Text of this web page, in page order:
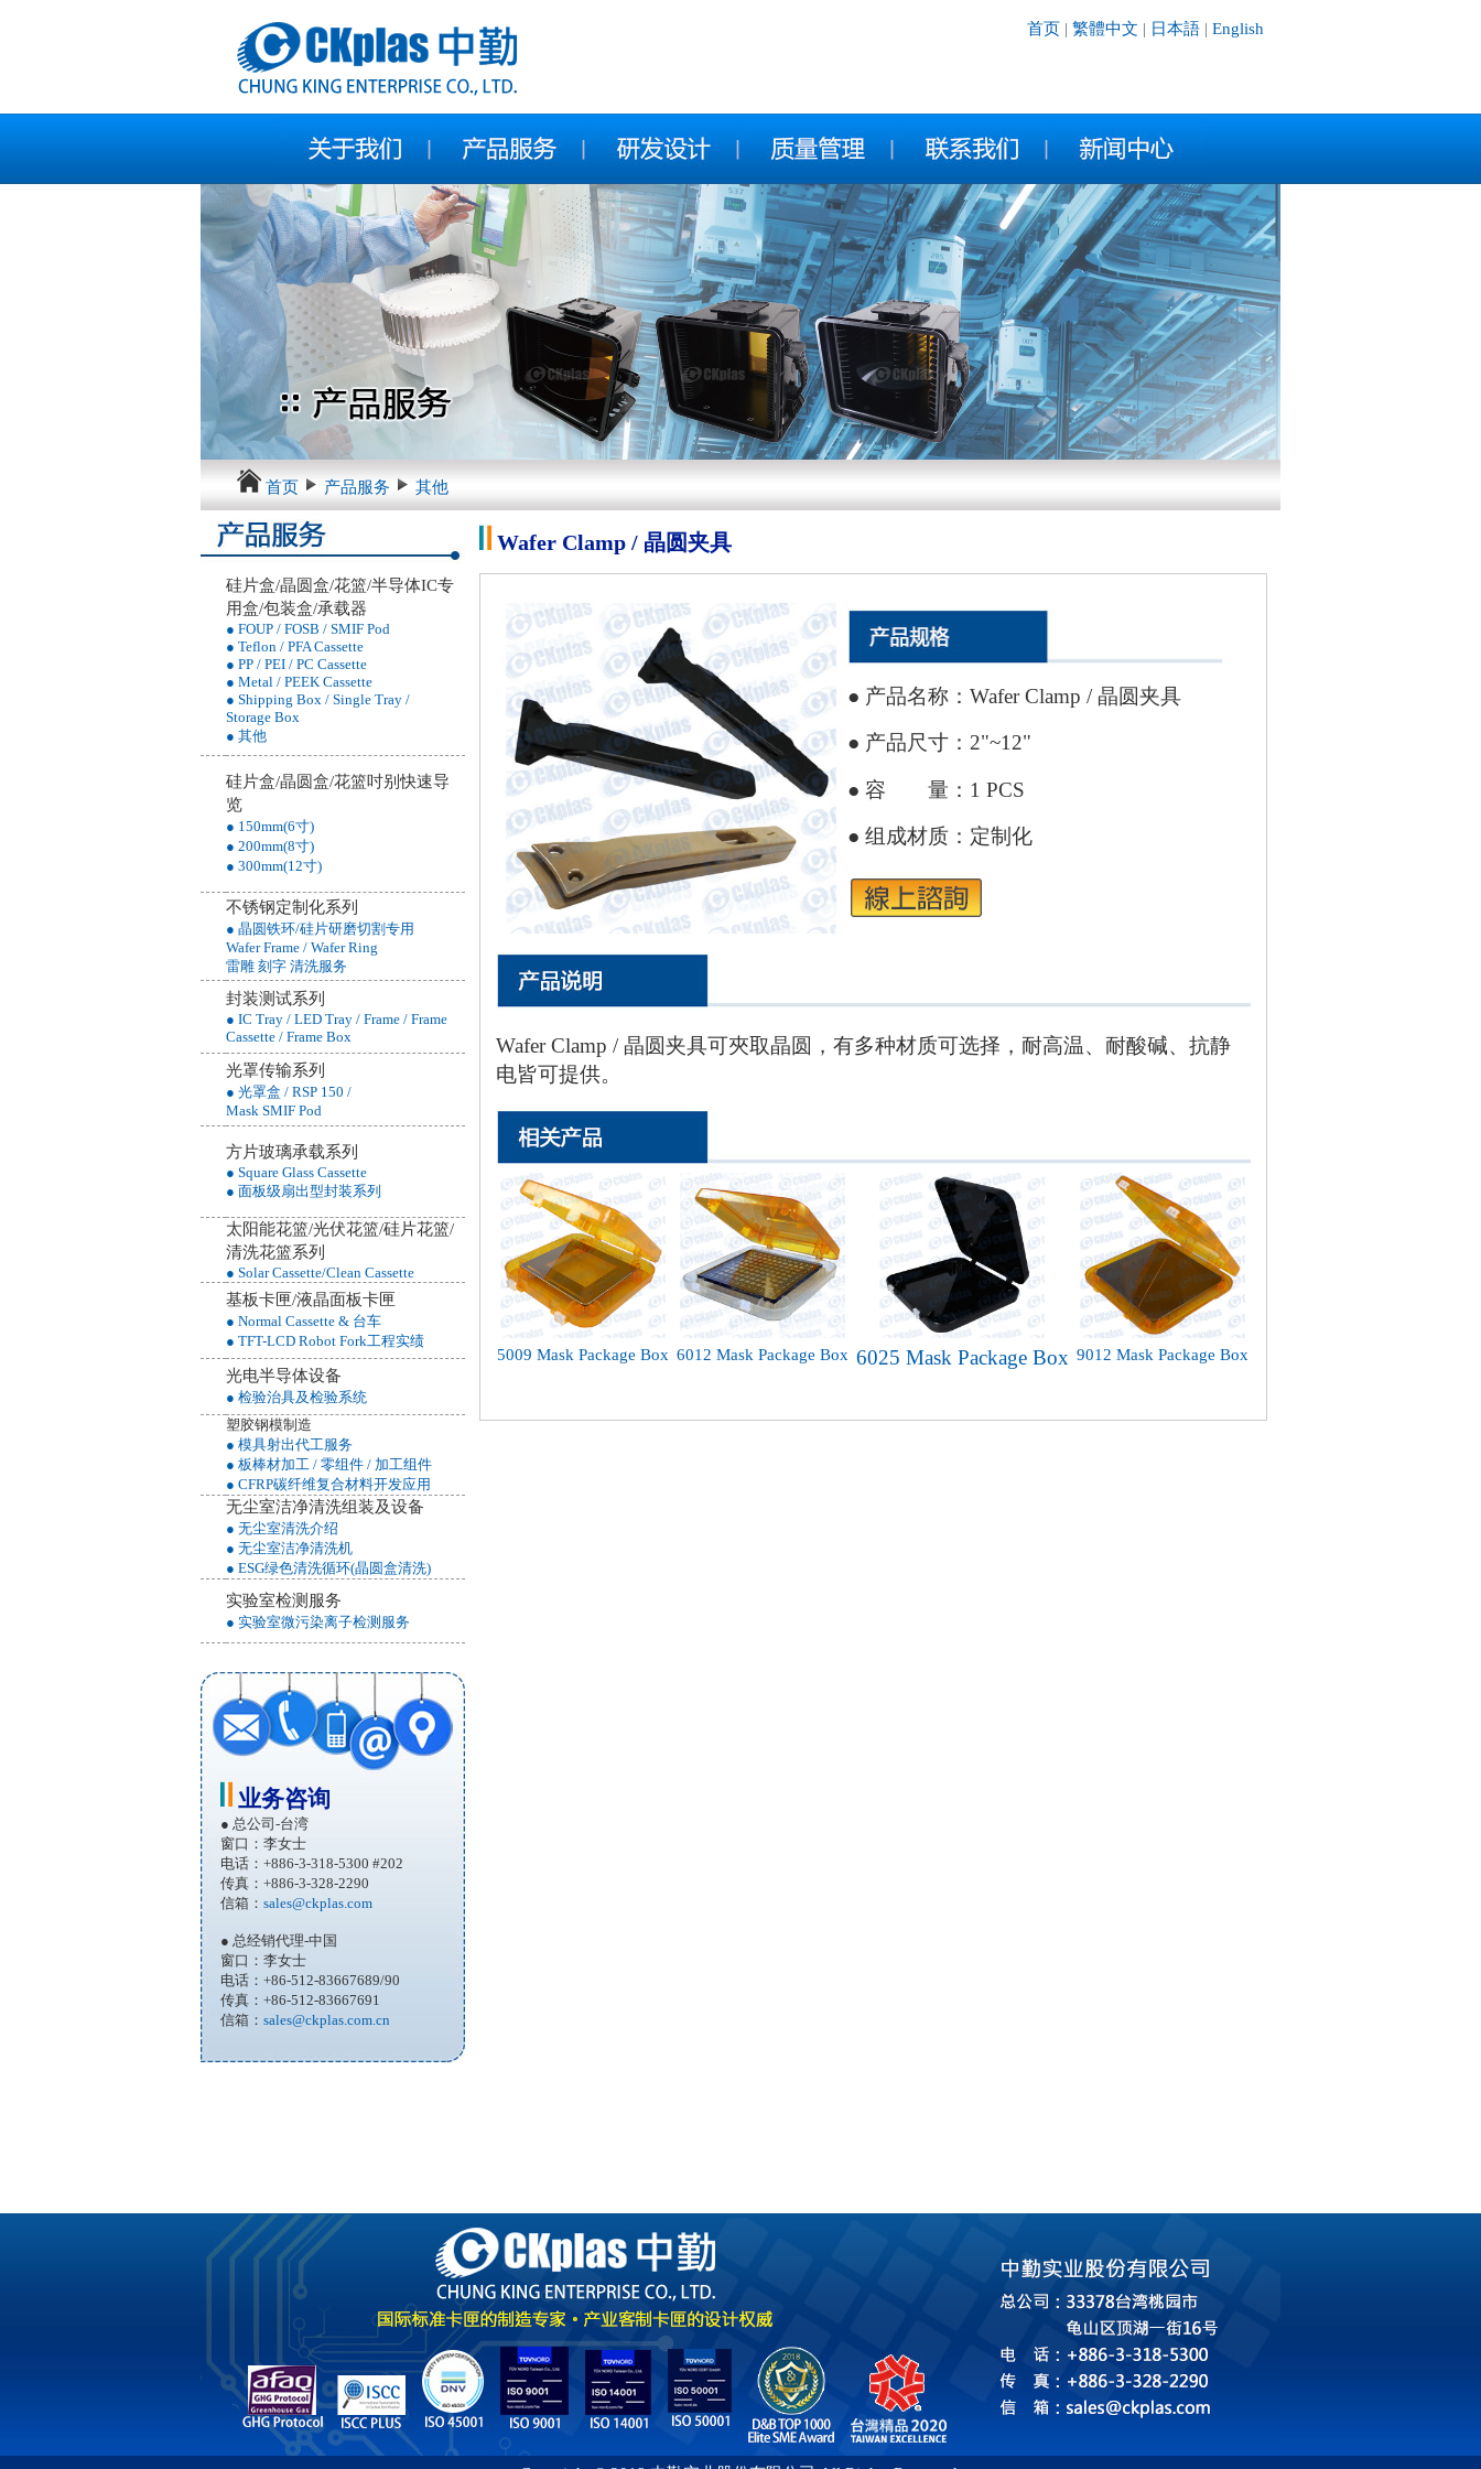
首页 | 繁體中文 | 日本語 | English
首页 产品服务 其他
硅片盒/晶圆盒/花篮/半导体IC专
用盒/包装盒/承载器
● FOUP / FOSB / SMIF Pod
● Teflon / PFA Cassette
● PP / PEI / PC Cassette
● Metal / PEEK Cassette
● Shipping Box / Single Tray /
Storage Box
● 其他
硅片盒/晶圆盒/花篮吋别快速导
览
● 150mm(6寸)
● 200mm(8寸)
● 300mm(12寸)
不锈钢定制化系列
● 晶圆铁环/硅片研磨切割专用
Wafer Frame / Wafer Ring
雷雕 刻字 清洗服务
封装测试系列
● IC Tray / LED Tray / Frame / Frame
Cassette / Frame Box
光罩传输系列
● 光罩盒 / RSP 150 /
Mask SMIF Pod
方片玻璃承载系列
● Square Glass Cassette
● 面板级扇出型封装系列
太阳能花篮/光伏花篮/硅片花篮/
清洗花篮系列
● Solar Cassette/Clean Cassette
基板卡匣/液晶面板卡匣
● Normal Cassette & 台车
● TFT-LCD Robot Fork工程实绩
光电半导体设备
● 检验治具及检验系统
塑胶钢模制造
● 模具射出代工服务
● 板棒材加工 / 零组件 / 加工组件
● CFRP碳纤维复合材料开发应用
无尘室洁净清洗组装及设备
● 无尘室清洗介绍
● 无尘室洁净清洗机
● ESG绿色清洗循环(晶圆盒清洗)
实验室检测服务
● 实验室微污染离子检测服务
业务咨询
● 总公司-台湾
窗口：李女士
电话：+886-3-318-5300 #202
传真：+886-3-328-2290
信箱： sales@ckplas.com
● 总经销代理-中国
窗口：李女士
电话：+86-512-83667689/90
传真：+86-512-83667691
信箱： sales@ckplas.com.cn
Wafer Clamp / 晶圆夹具
● 产品名称：Wafer Clamp / 晶圆夹具
● 产品尺寸：2"~12"
● 容 量：1 PCS
● 组成材质：定制化
Wafer Clamp / 晶圆夹具可夾取晶圆，有多种材质可选择，耐高温、耐酸碱、抗静
电皆可提供。
5009 Mask Package Box 6012 Mask Package Box 6025 Mask Package Box 9012 Mask Package Box